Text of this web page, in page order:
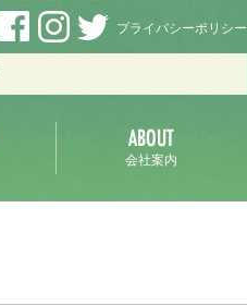
プライバシーポリシー
会社案内